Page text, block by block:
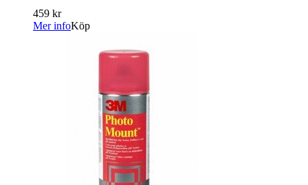
459 kr
Mer infoKöp